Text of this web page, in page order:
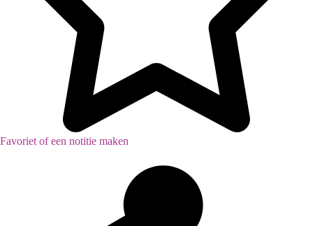
Favoriet of een notitie maken